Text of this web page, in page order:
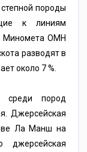
породы
к линиям
Миномета ОМН
разводят в
около 7 %.
среди пород
Джерсейская
Ла Манш на
джерсейская